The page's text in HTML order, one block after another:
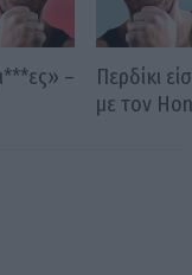
–
Περδίκι
με τον